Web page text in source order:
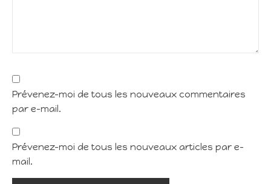
Prévenez-moi de tous les nouveaux commentaires
par e-mail.
Prévenez-moi de tous les nouveaux articles par e-
mail.